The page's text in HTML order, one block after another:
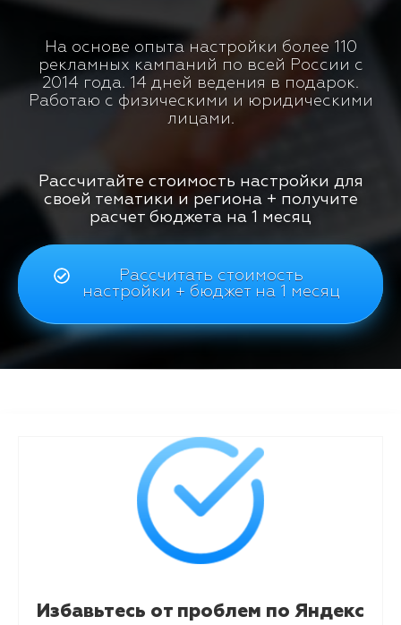
На основе опыта настройки более 110
рекламных кампаний по всей России с
2014 года. 14 дней ведения в подарок.
Работаю с физическими и юридическими
лицами.
Рассчитайте стоимость настройки для
своей тематики и региона + получите
расчет бюджета на 1 месяц
Рассчитать стоимость
настройки + бюджет на 1 месяц
Избавьтесь от проблем по Яндекс